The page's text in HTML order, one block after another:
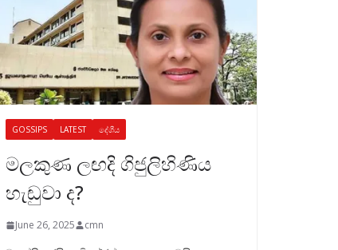
GOSSIPS LATEST දේශීය
මලකුණ ලඟදි ගිජුලිහිණිය
හැඬුවා ද?
June 26, 2025 cmn